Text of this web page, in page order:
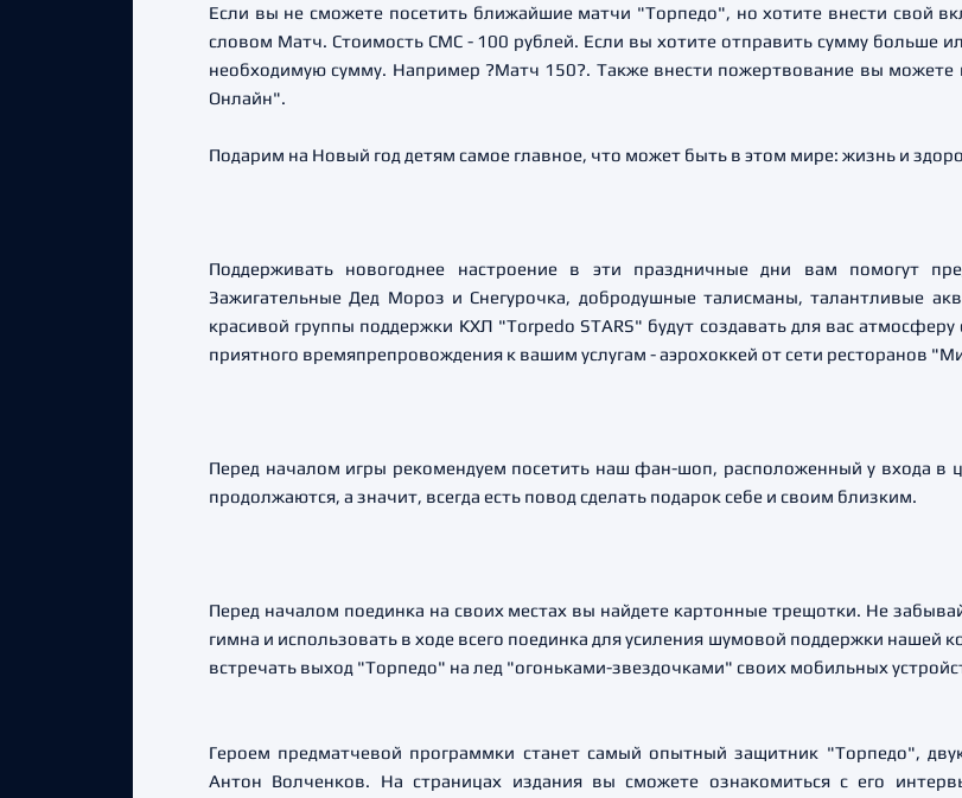
Если вы не сможете посетить ближайшие матчи "Торпедо", но хотите внести свой
словом Матч. Стоимость СМС - 100 рублей. Если вы хотите отправить сумму больше
необходимую сумму. Например ?Матч 150?. Также внести пожертвование вы можете
Онлайн".
Подарим на Новый год детям самое главное, что может быть в этом мире: жизнь и
Поддерживать новогоднее настроение в эти праздничные дни вам помогут
Зажигательные Дед Мороз и Снегурочка, добродушные талисманы, талантливые
красивой группы поддержки КХЛ "Torpedo STARS" будут создавать для вас
приятного времяпрепровождения к вашим услугам - аэрохоккей от сети ресторанов
Перед началом игры рекомендуем посетить наш фан-шоп, расположенный у входа в
продолжаются, а значит, всегда есть повод сделать подарок себе и своим близким.
Перед началом поединка на своих местах вы найдете картонные трещотки. Не
гимна и использовать в ходе всего поединка для усиления шумовой поддержки
встречать выход "Торпедо" на лед "огоньками-звездочками" своих мобильных
Героем предматчевой программки станет самый опытный защитник "Торпедо",
Антон Волченков. На страницах издания вы сможете ознакомиться с его